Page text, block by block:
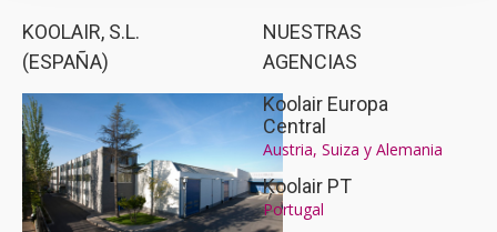
KOOLAIR, S.L.
(ESPAÑA)
NUESTRAS
AGENCIAS
Koolair Europa
Central
Austria, Suiza y Alemania
Koolair PT
Portugal